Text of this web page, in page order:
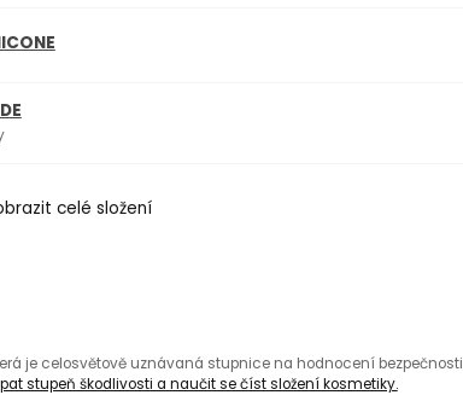
celé složení
je celosvětově uznávaná stupnice na hodnocení bezpečnosti
stupeň škodlivosti a naučit se číst složení kosmetiky.